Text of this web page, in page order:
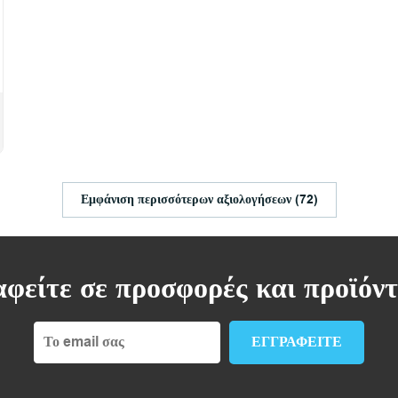
Εμφάνιση περισσότερων αξιολογήσεων (72)
σε προσφορές και